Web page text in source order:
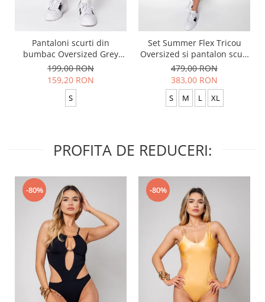
Pantaloni scurti din
bumbac Oversized Grey
Anthracite
199,00 RON
159,20 RON
S
Set Summer Flex Tricou
Oversized si pantalon scurt
Baggy Black
479,00 RON
383,00 RON
S M L XL
PROFITA DE REDUCERI:
-80% -80%